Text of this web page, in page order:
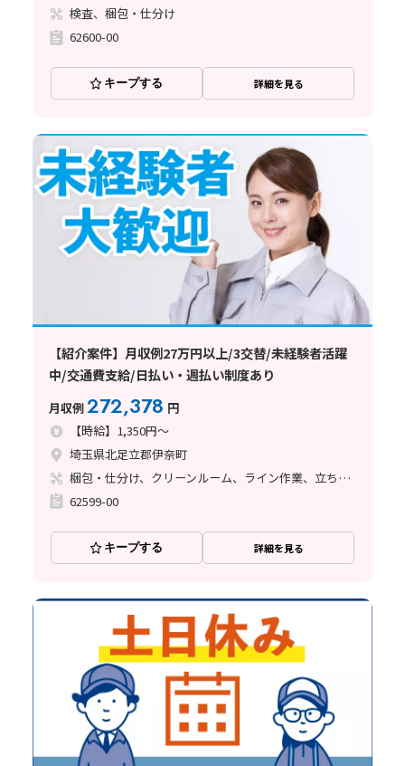
検査、梱包・仕分け
62600-00
キープする 詳細を見る
【紹介案件】月収例27万円以上/3交替/未経験者活躍
中/交通費支給/日払い・週払い制度あり
月収例272,378 円
【時給】1,350円～
埼玉県北足立郡伊奈町
梱包・仕分け、クリーンルーム、ライン作業、立ち作業
62599-00
キープする 詳細を見る